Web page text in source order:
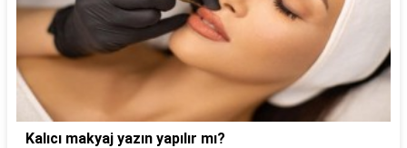
Kalıcı makyaj yazın yapılır mı?